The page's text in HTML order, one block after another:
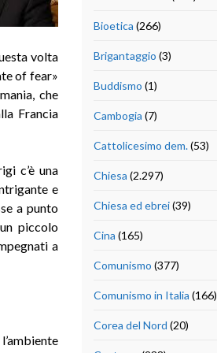
volta
of fear»
che
Francia
c’è una
e
a punto
piccolo
a
Bioetica (266)
Brigantaggio (3)
Buddismo (1)
Cambogia (7)
Cattolicesimo dem.(53)
Chiesa (2.297)
Chiesa ed ebrei(39)
Cina (165)
Comunismo (377)
Comunismo in Italia (166)
Corea del Nord (20)